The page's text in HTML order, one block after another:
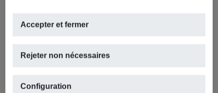
Accepter et fermer
Rejeter non nécessaires
Configuration